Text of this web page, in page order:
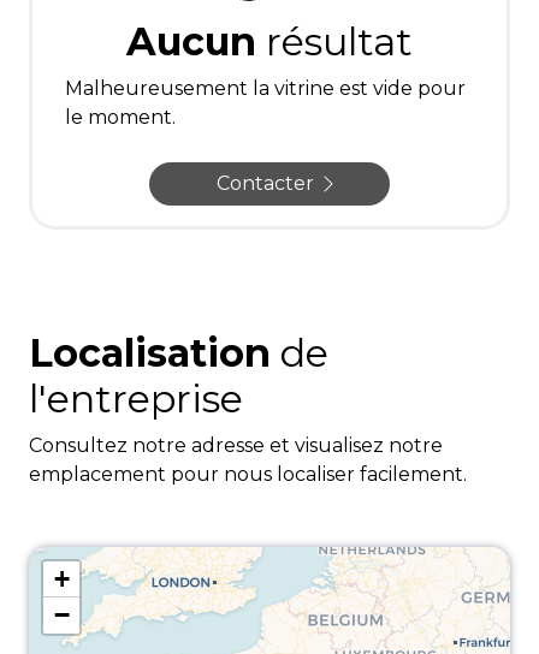
Aucun résultat
Malheureusement la vitrine est vide pour
le moment.
Contacter
Localisation de
l'entreprise
Consultez notre adresse et visualisez notre
emplacement pour nous localiser facilement.
+
−